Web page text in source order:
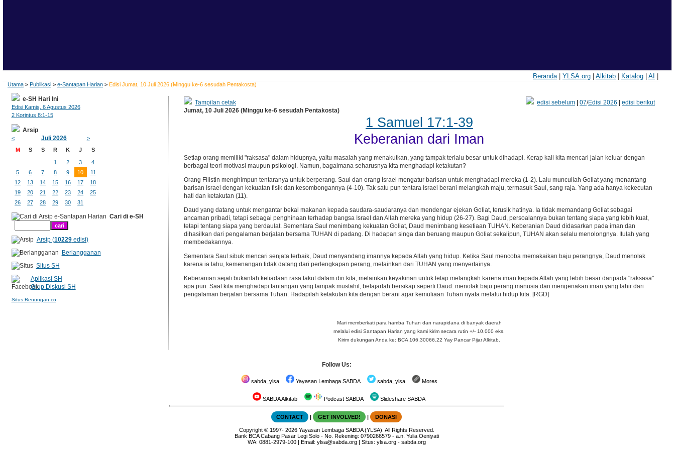
Beranda| YLSA.org| Alkitab| Katalog| AI
Utama > Publikasi > e-Santapan Harian > Edisi Jumat, 10 Juli 2026 (Minggu ke-6 sesudah Pentakosta)
Tampilan cetak edisi sebelum| 07/Edisi 2026
edisi berikut
Jumat, 10 Juli 2026 (Minggu ke-6 sesudah Pentakosta)
1 Samuel 17:1-39
Keberanian dari Iman
Setiap orang memiliki "raksasa" dalam hidupnya, yaitu masalah yang menakutkan, yang tampak terlalu besar untuk dihadapi. Kerap kali kita mencari jalan keluar dengan
berbagai teori motivasi maupun psikologi. Namun, bagaimana seharusnya kita menghadapi ketakutan?
Orang Filistin menghimpun tentaranya untuk berperang. Saul dan orang Israel mengatur barisan untuk menghadapi mereka (1-2). Lalu muncullah Goliat yang menantang
barisan Israel dengan kekuatan fisik dan kesombongannya (4-10). Tak satu pun tentara Israel berani melangkah maju, termasuk Saul, sang raja. Yang ada hanya kekecutan
hati dan ketakutan (11).
Daud yang datang untuk mengantar bekal makanan kepada saudara-saudaranya dan mendengar ejekan Goliat, terusik hatinya. Ia tidak memandang Goliat sebagai
ancaman pribadi, tetapi sebagai penghinaan terhadap bangsa Israel dan Allah mereka yang hidup (26-27). Bagi Daud, persoalannya bukan tentang siapa yang lebih kuat,
tetapi tentang siapa yang berdaulat. Sementara Saul menimbang kekuatan Goliat, Daud menimbang kesetiaan TUHAN. Keberanian Daud didasarkan pada iman dan
dihasilkan dari pengalaman berjalan bersama TUHAN di padang. Di hadapan singa dan beruang maupun Goliat sekalipun, TUHAN akan selalu menolongnya. Itulah yang
membedakannya.
Sementara Saul sibuk mencari senjata terbaik, Daud menyandang imannya kepada Allah yang hidup. Ketika Saul mencoba memakaikan baju perangnya, Daud menolak
karena ia tahu, kemenangan tidak datang dari perlengkapan perang, melainkan dari TUHAN yang menyertainya.
Keberanian sejati bukanlah ketiadaan rasa takut dalam diri kita, melainkan keyakinan untuk tetap melangkah karena iman kepada Allah yang lebih besar daripada "raksasa"
apa pun. Saat kita menghadapi tantangan yang tampak mustahil, belajarlah bersikap seperti Daud: menolak baju perang manusia dan mengenakan iman yang lahir dari
pengalaman berjalan bersama Tuhan. Hadapilah ketakutan kita dengan berani agar kemuliaan Tuhan nyata melalui hidup kita. [RGD]
Mari memberkati para hamba Tuhan dan narapidana di banyak daerah
melalui edisi Santapan Harian yang kami kirim secara rutin +/- 10.000 eks.
Kirim dukungan Anda ke: BCA 106.30066.22 Yay Pancar Pijar Alkitab.
e-SH Hari Ini
Edisi Kamis, 6 Agustus 2026
2 Korintus 8:1-15
Arsip
< Juli 2026
>
M
S S R K J S
1 2 3
4
5
6 7 8 9 10
11
12
13 14 15 16 17
18
19
20 21 22 23 24
25
26
27 28 29 30 31
Cari di e-SH
Arsip (10229edisi)
Berlangganan
Situs SH
Aplikasi SH
Grup Diskusi SH
Situs Renungan.co
Follow Us:
sabda_ylsa Yayasan Lembaga SABDA sabda_ylsa Mores
SABDA Alkitab Podcast SABDA Slideshare SABDA
CONTACT | GET INVOLVED! | DONASI
Copyright© 1997- 2026 Yayasan Lembaga SABDA (YLSA). All Rights Reserved.
Bank BCA Cabang Pasar Legi Solo - No. Rekening: 0790266579 - a.n. Yulia Oeniyati
WA: 0881-2979-100| Email: ylsa@sabda.org| Situs: ylsa.org- sabda.org